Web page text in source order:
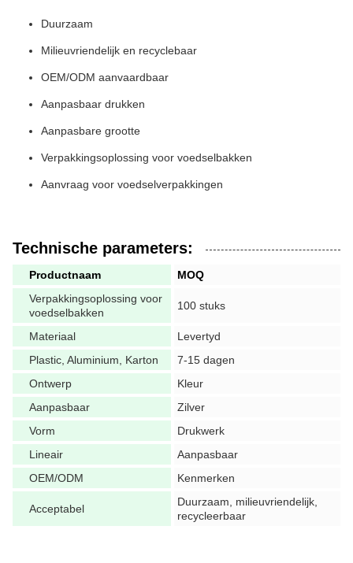
Duurzaam
Milieuvriendelijk en recyclebaar
OEM/ODM aanvaardbaar
Aanpasbaar drukken
Aanpasbare grootte
Verpakkingsoplossing voor voedselbakken
Aanvraag voor voedselverpakkingen
Technische parameters:
Productnaam
MOQ
Verpakkingsoplossing voor
voedselbakken
100 stuks
Materiaal
Levertyd
Plastic, Aluminium, Karton
7-15 dagen
Ontwerp
Kleur
Aanpasbaar
Zilver
Vorm
Drukwerk
Lineair
Aanpasbaar
OEM/ODM
Kenmerken
Acceptabel
Duurzaam, milieuvriendelijk,
recycleerbaar